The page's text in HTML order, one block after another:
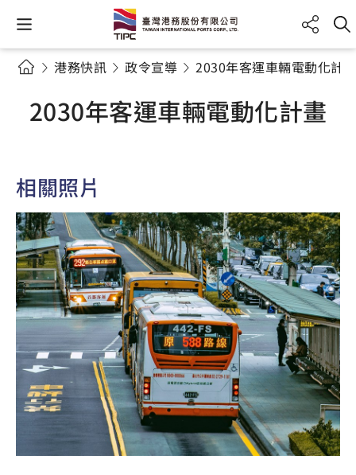
港務快訊 政令宣導 2030年客運車輛電動化計畫
2030年客運車輛電動化計畫
相關照片